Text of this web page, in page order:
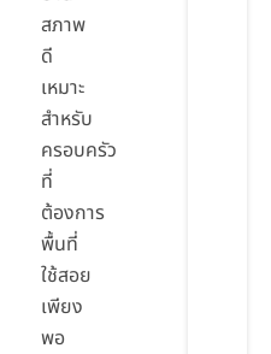
สภาพ
ดี
เหมาะ
สำหรับ
ครอบครัว
ที่
ต้องการ
พื้นที่
ใช้สอย
เพียง
พอ